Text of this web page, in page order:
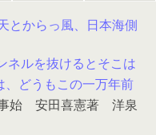
とからっ風、日本海側
ネルを抜けるとそこは
どうもこの一万年前
事始 安田喜憲著 洋泉